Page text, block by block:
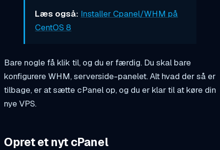
Læs også: Installer Cpanel/WHM på
CentOS 8
Bare nogle få klik til, og du er færdig. Du skal bare
konfigurere WHM, serverside-panelet. Alt hvad der så er
tilbage, er at sætte cPanel op, og du er klar til at køre din
nye VPS.
Opret et nyt cPanel